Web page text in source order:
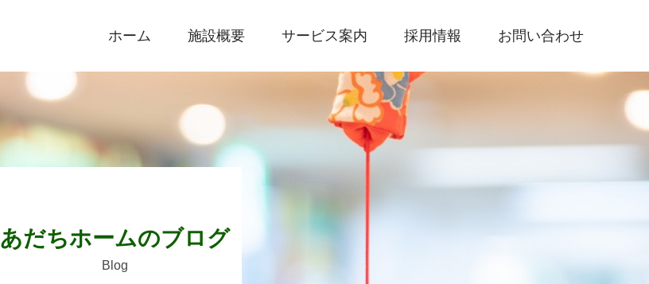
ホーム 施設概要 サービス案内 採用情報 お問い合わせ
あだちホームのブログ
Blog